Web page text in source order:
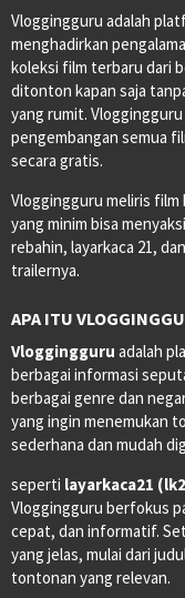
Vloggingguru adalah
menghadirkan
koleksi film terbaru dari
ditonton kapan saja
yang rumit.
pengembangan semua
secara gratis.
Vloggingguru meliris
yang minim bisa
rebahin, layarkaca 21,
trailernya.
APA ITU
Vloggingguru adalah
berbagai informasi
berbagai genre dan
yang ingin menemukan
sederhana dan mudah
seperti layarkaca21
Vloggingguru berfokus
cepat, dan informatif.
yang jelas, mulai dari
tontonan yang relevan.